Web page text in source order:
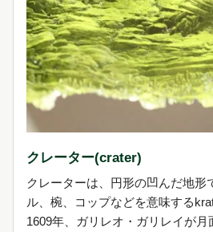
クレーター(crater)
クレーターは、円形の凹んだ地形
ル、椀、コップなどを意味する
1609年、ガリレオ・ガリレイが